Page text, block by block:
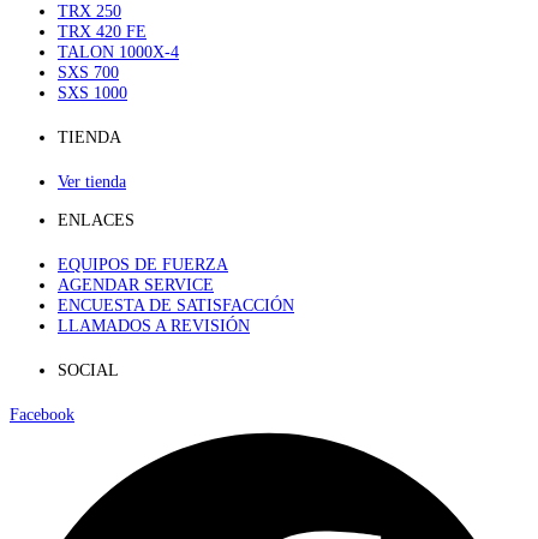
TRX 250
TRX 420 FE
TALON 1000X-4
SXS 700
SXS 1000
TIENDA
Ver tienda
ENLACES
EQUIPOS DE FUERZA
AGENDAR SERVICE
ENCUESTA DE SATISFACCIÓN
LLAMADOS A REVISIÓN
SOCIAL
Facebook